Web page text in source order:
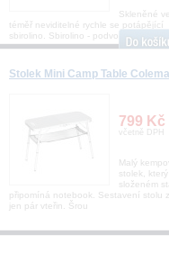
Skleněné
téměř neviditelné rychle se potápějící
sbirolino. Sbirolino - podvodní splávek
Stolek Mini Camp Table
799 Kč
včetně DPH
Malý
stolek,
složeném
připomíná notebook. Sestavení stolu
jen pár vteřin. Šrou